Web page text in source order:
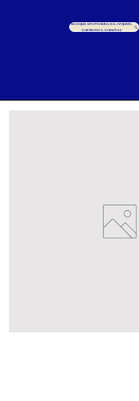
Busque um Produto, ex.: Arquivo,
cardernos, canetas